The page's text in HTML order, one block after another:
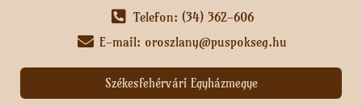
Telefon: (34) 362-606
E-mail: oroszlany@puspokseg.hu
Székesfehérvári Egyházmegye